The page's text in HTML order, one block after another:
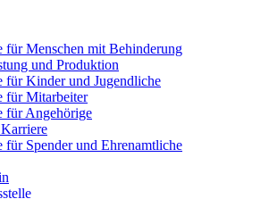
für Menschen mit Behinderung
und Produktion
für Kinder und Jugendliche
für Mitarbeiter
für Angehörige
für Spender und Ehrenamtliche